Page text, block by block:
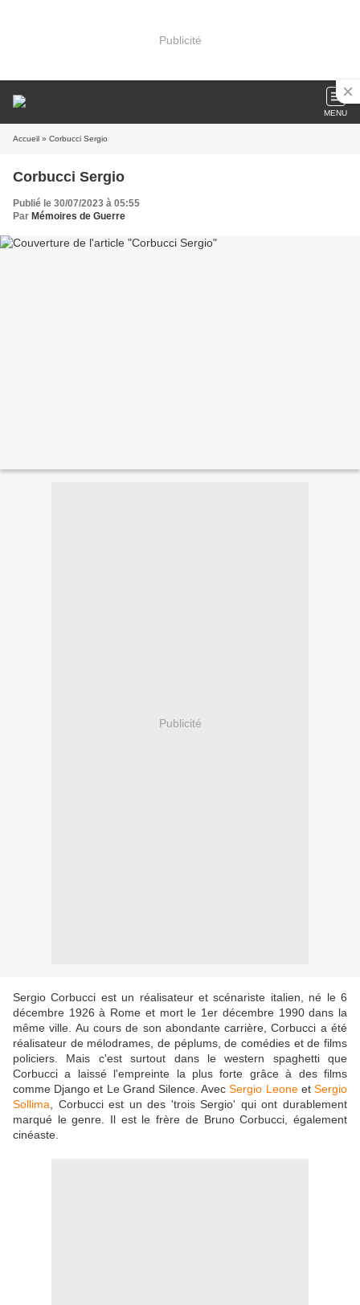
Publicité
MENU
Accueil » Corbucci Sergio
Corbucci Sergio
Publié le 30/07/2023 à 05:55
Par Mémoires de Guerre
Publicité
Sergio Corbucci est un réalisateur et scénariste italien, né le 6
décembre 1926 à Rome et mort le 1er décembre 1990 dans la
même ville. Au cours de son abondante carrière, Corbucci a été
réalisateur de mélodrames, de péplums, de comédies et de films
policiers. Mais c'est surtout dans le western spaghetti que
Corbucci a laissé l'empreinte la plus forte grâce à des films
comme Django et Le Grand Silence. AvecSergio LeoneetSergio
Sollima , Corbucci est un des 'trois Sergio' qui ont durablement
marqué le genre. Il est le frère de Bruno Corbucci, également
cinéaste.